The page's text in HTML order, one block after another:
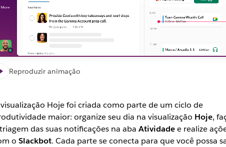
Reproduzir animação
Hoje foi criada como parte de um ciclo de
maior: organize seu dia na visualização Hoje,
das suas notificações na aba Atividadee realize
o Slackbot. Cada parte se conecta para que você possa